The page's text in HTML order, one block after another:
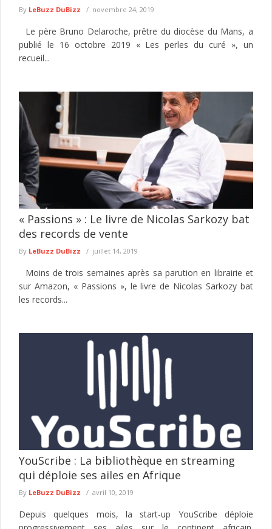
By LeBuzz DuBizz novembre 24, 2019
Le père Bruno Delaroche, prêtre du diocèse du Mans, a
publié le 16 octobre 2019 « Les perles du curé », un
recueil...
« Passions » : Le livre de Nicolas Sarkozy bat
des records de vente
By LeBuzz DuBizz juillet 14, 2019
Moins de trois semaines après sa parution en librairie et
sur Amazon, « Passions », le livre de Nicolas Sarkozy bat
les records...
YouScribe : La bibliothèque en streaming
qui déploie ses ailes en Afrique
By LeBuzz DuBizz avril 10, 2019
Depuis quelques mois, la start-up YouScribe déploie